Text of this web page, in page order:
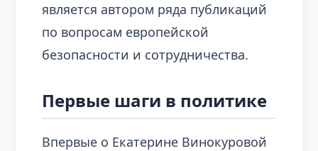
является автором ряда публикаций
по вопросам европейской
безопасности и сотрудничества.
Первые шаги в политике
Впервые о Екатерине Винокуровой